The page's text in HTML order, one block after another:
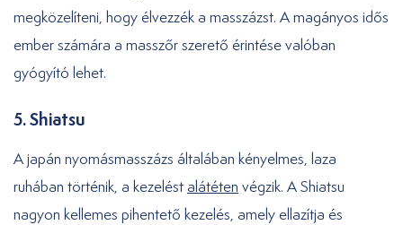
megközelíteni, hogy élvezzék a masszázst. A magányos idős
ember számára a masszőr szerető érintése valóban
gyógyító lehet.
5. Shiatsu
A japán nyomásmasszázs általában kényelmes, laza
ruhában történik, a kezelést alátéten végzik. A Shiatsu
nagyon kellemes pihentető kezelés, amely ellazítja és